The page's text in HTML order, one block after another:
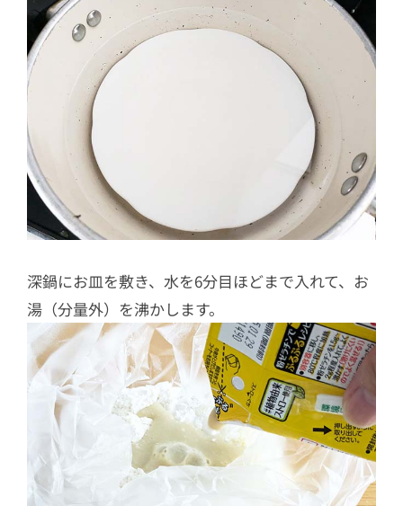
深鍋にお皿を敷き、水を6分目ほどまで入れて、お
湯（分量外）を沸かします。